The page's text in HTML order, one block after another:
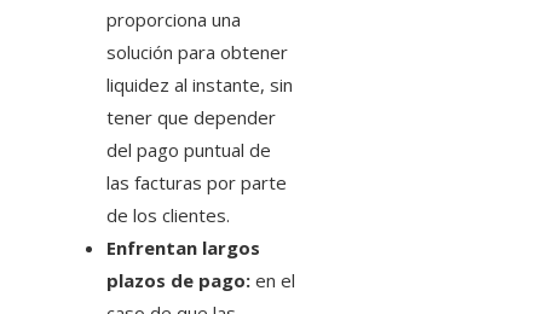
proporciona una
solución para obtener
liquidez al instante, sin
tener que depender
del pago puntual de
las facturas por parte
de los clientes.
Enfrentan largos
plazos de pago: en el